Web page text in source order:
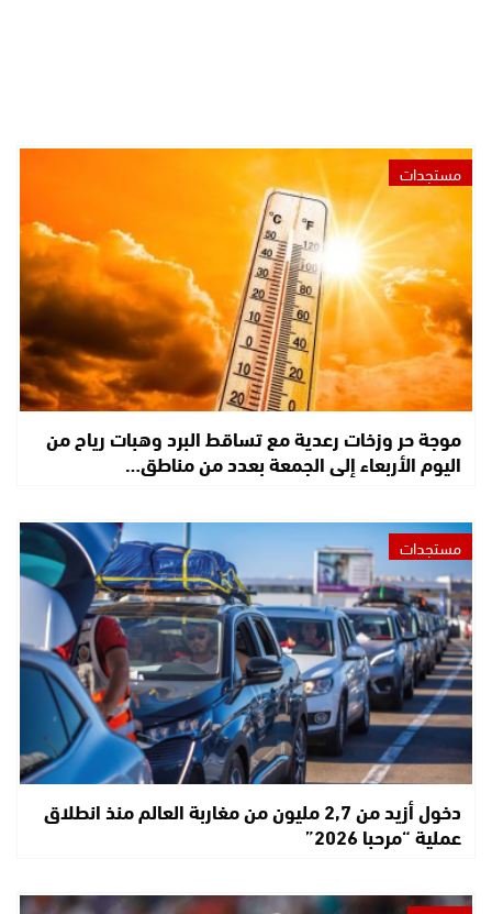
مستجدات
موجة حر وزخات رعدية مع تساقط البرد وهبات رياح من
اليوم الأربعاء إلى الجمعة بعدد من مناطق…
مستجدات
دخول أزيد من 2,7 مليون من مغاربة العالم منذ انطلاق
عملية “مرحبا 2026”